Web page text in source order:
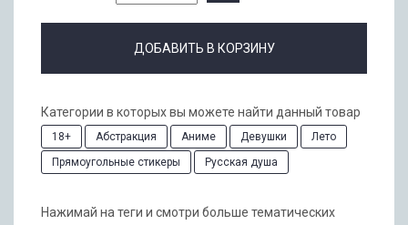
ДОБАВИТЬ В КОРЗИНУ
Категории в которых вы можете найти данный товар
18+ Абстракция Аниме Девушки
Лето
Прямоугольные стикеры
Русская душа
Нажимай на теги и смотри больше тематических